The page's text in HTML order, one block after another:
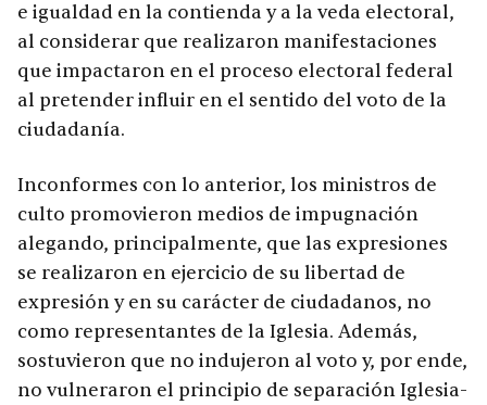
e igualdad en la contienda y a la veda electoral,
al considerar que realizaron manifestaciones
que impactaron en el proceso electoral federal
al pretender influir en el sentido del voto de la
ciudadanía.
Inconformes con lo anterior, los ministros de
culto promovieron medios de impugnación
alegando, principalmente, que las expresiones
se realizaron en ejercicio de su libertad de
expresión y en su carácter de ciudadanos, no
como representantes de la Iglesia. Además,
sostuvieron que no indujeron al voto y, por ende,
no vulneraron el principio de separación Iglesia-